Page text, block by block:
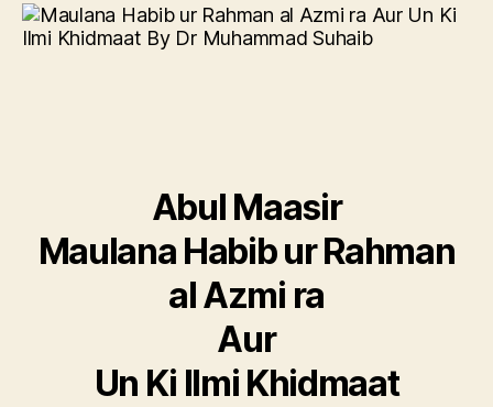
Abul Maasir
Maulana Habib ur Rahman
al Azmi ra
Aur
Un Ki Ilmi Khidmaat